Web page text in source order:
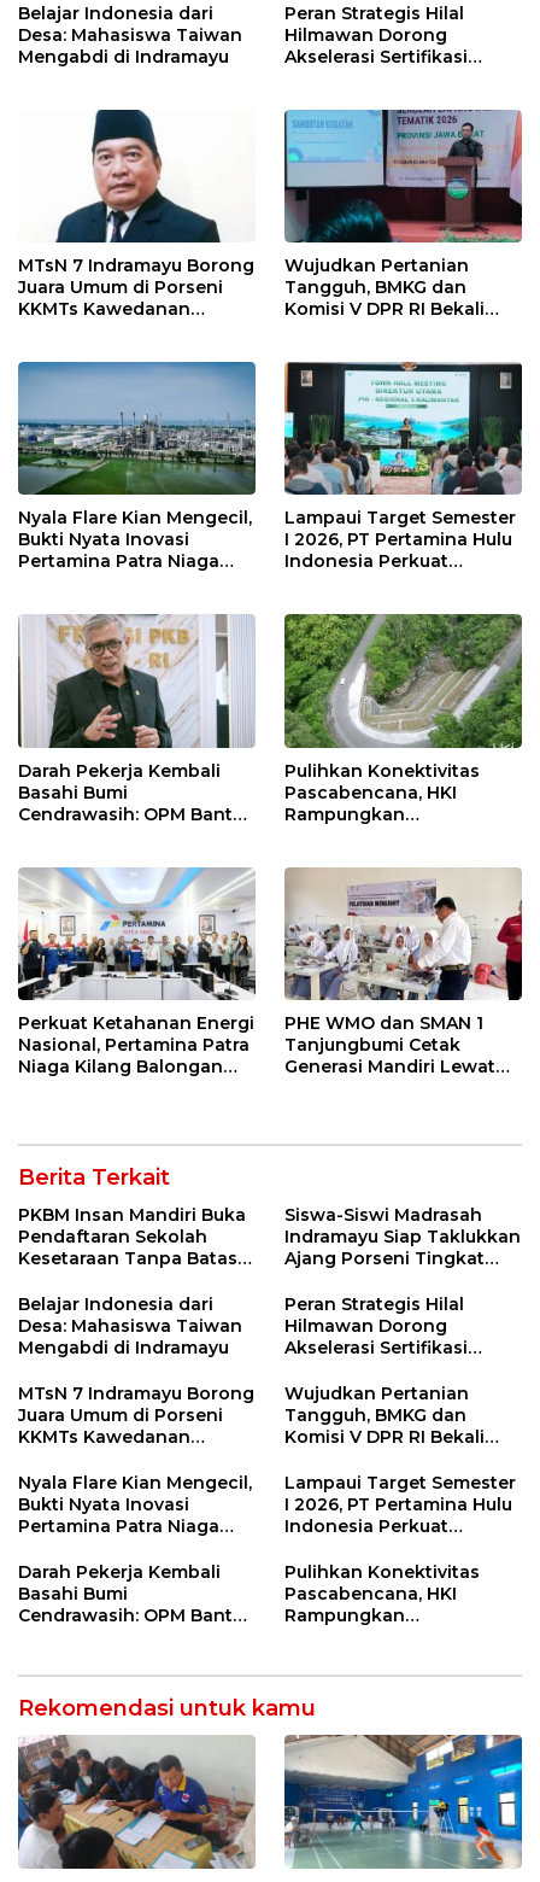
Belajar Indonesia dari
Desa: Mahasiswa Taiwan
Mengabdi di Indramayu
Peran Strategis Hilal
Hilmawan Dorong
Akselerasi Sertifikasi
Indramayu
MTsN 7 Indramayu Borong
Juara Umum di Porseni
KKMTs Kawedanan
Wujudkan Pertanian
Tangguh, BMKG dan
Komisi V DPR RI Bekali
Nyala Flare Kian Mengecil,
Bukti Nyata Inovasi
Pertamina Patra Niaga
Lampaui Target Semester
I 2026, PT Pertamina Hulu
Indonesia Perkuat
Keselamatan Kerja
Darah Pekerja Kembali
Basahi Bumi
Cendrawasih: OPM Bantai
Pulihkan Konektivitas
Pascabencana, HKI
Rampungkan
Perkuat Ketahanan Energi
Nasional, Pertamina Patra
Niaga Kilang Balongan
PHE WMO dan SMAN 1
Tanjungbumi Cetak
Generasi Mandiri Lewat
Berita Terkait
PKBM Insan Mandiri Buka
Pendaftaran Sekolah
Kesetaraan Tanpa Batas
Siswa-Siswi Madrasah
Indramayu Siap Taklukkan
Ajang Porseni Tingkat
Belajar Indonesia dari
Desa: Mahasiswa Taiwan
Mengabdi di Indramayu
Peran Strategis Hilal
Hilmawan Dorong
Akselerasi Sertifikasi
Entaskan Kemiskinan di
Indramayu
MTsN 7 Indramayu Borong
Juara Umum di Porseni
KKMTs Kawedanan
Wujudkan Pertanian
Tangguh, BMKG dan
Komisi V DPR RI Bekali
Sekolah Lapang Iklim
Nyala Flare Kian Mengecil,
Bukti Nyata Inovasi
Pertamina Patra Niaga
Net Zero Emission 2060
Lampaui Target Semester
I 2026, PT Pertamina Hulu
Indonesia Perkuat
Nasional Lewat Inovasi &
Keselamatan Kerja
Darah Pekerja Kembali
Basahi Bumi
Cendrawasih: OPM Bantai
Pulihkan Konektivitas
Pascabencana, HKI
Rampungkan
Rekomendasi untuk kamu